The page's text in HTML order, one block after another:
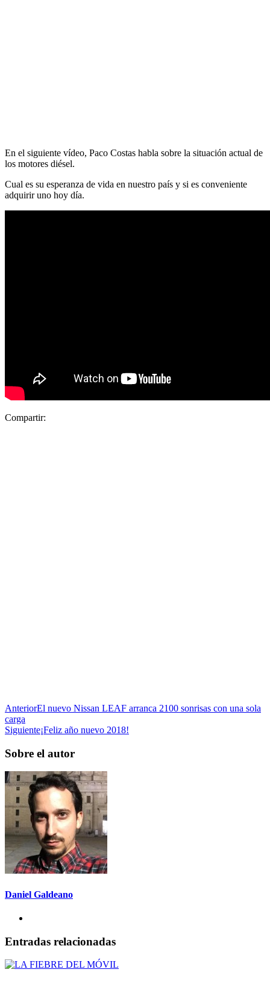
En el siguiente vídeo, Paco Costas habla sobre la situación actual de
los motores diésel.
Cual es su esperanza de vida en nuestro país y si es conveniente
adquirir uno hoy día.
Compartir:
AnteriorEl nuevo Nissan LEAF arranca 2100 sonrisas con una sola
carga
Siguiente¡Feliz año nuevo 2018!
Sobre el autor
Daniel Galdeano
Entradas relacionadas